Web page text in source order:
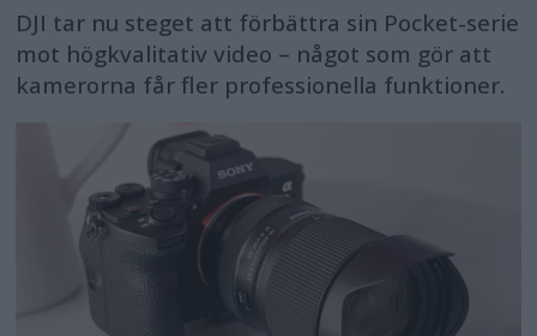
DJI tar nu steget att förbättra sin Pocket-serie
mot högkvalitativ video – något som gör att
kamerorna får fler professionella funktioner.